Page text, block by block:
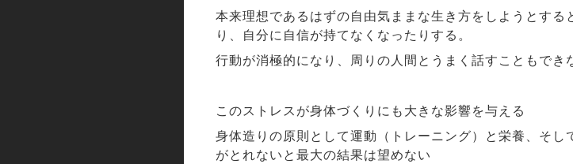
本来理想であるはずの自由気ままな生き方をしようとす
り、自分に自信が持てなくなったりする。
行動が消極的になり、周りの人間とうまく話すこともでき
このストレスが身体づくりにも大きな影響を与える
身体造りの原則として運動（トレーニング）と栄養、そ
がとれないと最大の結果は望めない